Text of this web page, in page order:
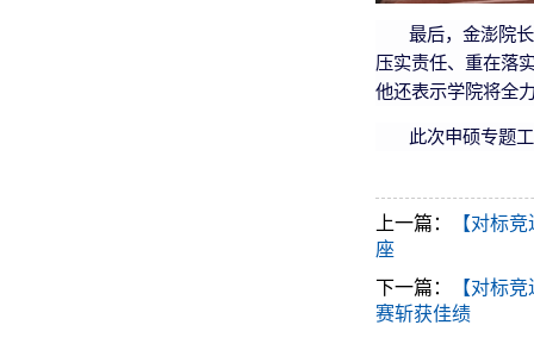
最后，金澎院
压实责任、重在落
他还表示学院将全
此次申硕专题
上一篇：
【对标
座
下一篇：
【对标
赛斩获佳绩